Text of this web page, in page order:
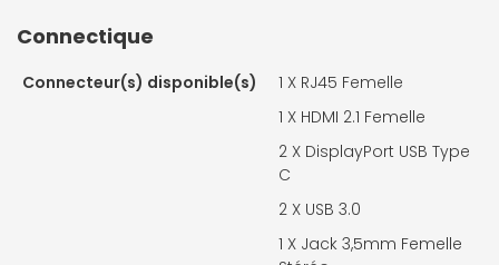
Connectique
Connecteur(s) disponible(s) 1 X RJ45 Femelle
1 X HDMI 2.1 Femelle
2 X DisplayPort USB Type
C
2 X USB 3.0
1 X Jack 3,5mm Femelle